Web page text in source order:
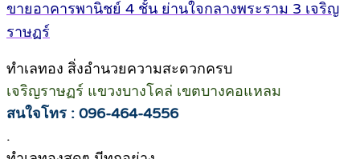
ขายอาคารพานิชย์ 4 ชั้น ย่านใจกลางพระราม 3 เจริญ
ราษฏร์
ทำเลทอง สิ่งอำนวยความสะดวกครบ
เจริญราษฏร์ แขวงบางโคล่ เขตบางคอแหลม
สนใจโทร : 096-464-4556
.